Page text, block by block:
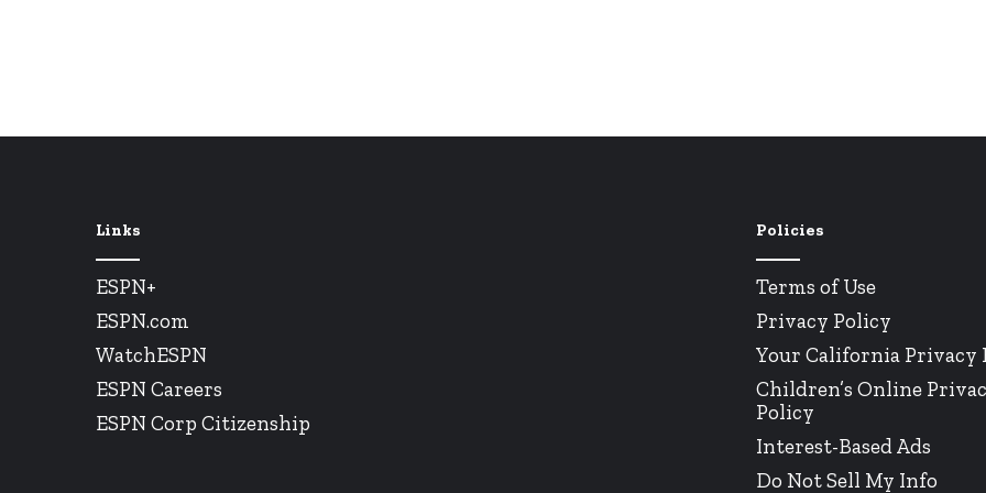
Links
ESPN+
ESPN.com
WatchESPN
ESPN Careers
ESPN Corp Citizenship
Policies
Terms of Use
Privacy Policy
Your California Privacy
Children’s Online
Policy
Interest-Based Ads
Do Not Sell My Info